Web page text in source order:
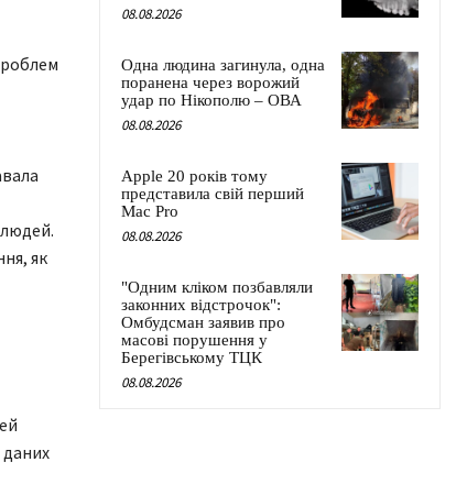
як
даних
08.08.2026
Одна людина загинула, одна
поранена через ворожий
удар по Нікополю – ОВА
08.08.2026
Apple 20 років тому
представила свій перший
Mac Pro
08.08.2026
"Одним кліком позбавляли
законних відстрочок":
Омбудсман заявив про
масові порушення у
Берегівському ТЦК
08.08.2026